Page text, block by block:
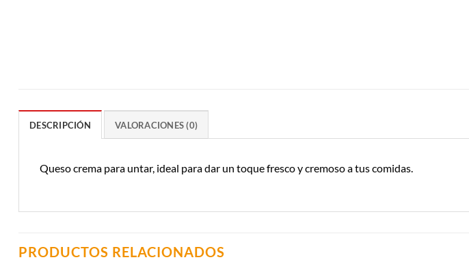
DESCRIPCIÓN VALORACIONES (0)
Queso crema para untar, ideal para dar un toque fresco y cremoso a tus comidas.
PRODUCTOS RELACIONADOS